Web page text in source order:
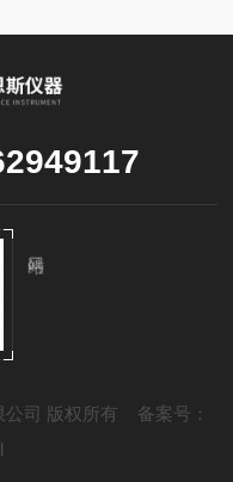
公司 版权所有 备案号：